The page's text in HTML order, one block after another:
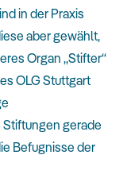
in der Praxis
aber gewählt,
Organ „Stifter“
OLG Stuttgart
gerade
Befugnisse der